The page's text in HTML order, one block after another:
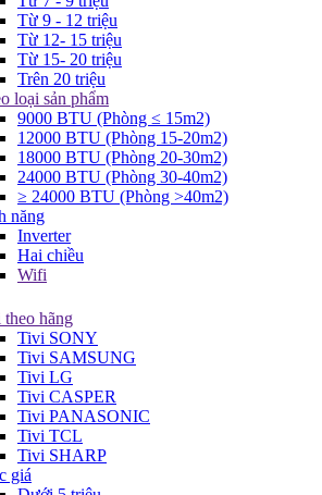
Từ 9 - 12 triệu
Từ 12- 15 triệu
Từ 15- 20 triệu
Trên 20 triệu
loại sản phẩm
9000 BTU (Phòng ≤ 15m2)
12000 BTU (Phòng 15-20m2)
18000 BTU (Phòng 20-30m2)
24000 BTU (Phòng 30-40m2)
≥ 24000 BTU (Phòng >40m2)
năng
Inverter
Hai chiều
Wifi
hãng
Tivi SONY
Tivi SAMSUNG
Tivi LG
Tivi CASPER
Tivi PANASONIC
Tivi TCL
Tivi SHARP
giá